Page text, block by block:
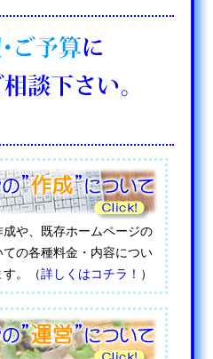
や、既存ホームページの
の各種料金・内容につい
。（詳しくはコチラ！ ）